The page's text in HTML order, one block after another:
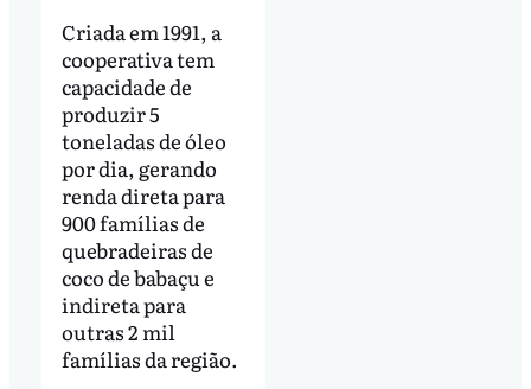
Criada em 1991, a
cooperativa tem
capacidade de
produzir 5
toneladas de óleo
por dia, gerando
renda direta para
900 famílias de
quebradeiras de
coco de babaçu e
indireta para
outras 2 mil
famílias da região.